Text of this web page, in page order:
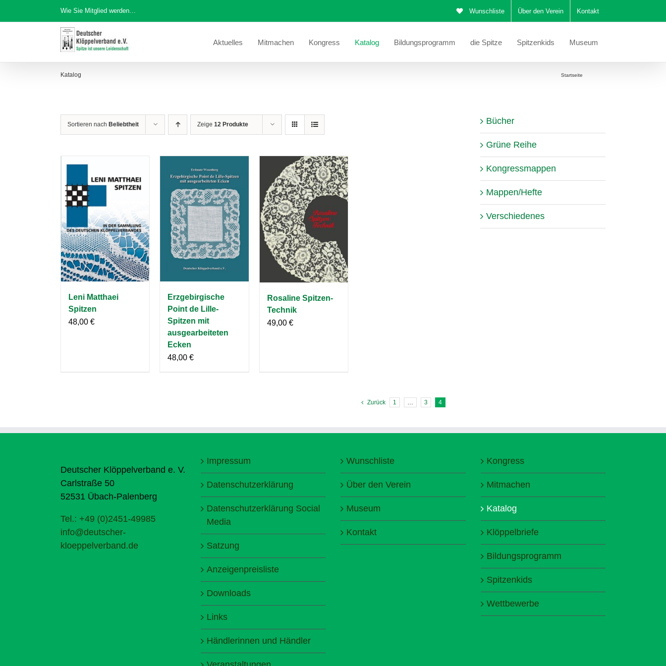
Inhalt
Wie Sie Mitglied werden… Wunschliste Über den Verein Kontakt
Aktuelles Mitmachen Kongress Katalog Bildungsprogramm die Spitze Spitzenkids Museum
Katalog Startseite
Sortieren nach Beliebtheit Zeige 12 Produkte
Leni Matthaei
Spitzen
48,00 €
Erzgebirgische
Point de Lille-
Spitzen mit
ausgearbeiteten
Ecken
48,00€
Rosaline Spitzen-
Technik
49,00 €
Zurück 1 … 3 4
Bücher
Grüne Reihe
Kongressmappen
Mappen/Hefte
Verschiedenes
Deutscher Klöppelverband e. V.
Carlstraße 50
52531 Übach-Palenberg
Tel.: +49 (0)2451-49985
info@deutscher-
kloeppelverband.de
Impressum
Datenschutzerklärung
Datenschutzerklärung Social
Media
Satzung
Anzeigenpreisliste
Downloads
Links
Händlerinnen und Händler
Wunschliste
Über den Verein
Museum
Kontakt
Kongress
Mitmachen
Katalog
Klöppelbriefe
Bildungsprogramm
Spitzenkids
Wettbewerbe